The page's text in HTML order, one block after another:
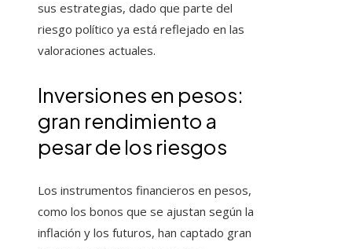
sus estrategias, dado que parte del
riesgo político ya está reflejado en las
valoraciones actuales.
Inversiones en pesos:
gran rendimiento a
pesar de los riesgos
Los instrumentos financieros en pesos,
como los bonos que se ajustan según la
inflación y los futuros, han captado gran